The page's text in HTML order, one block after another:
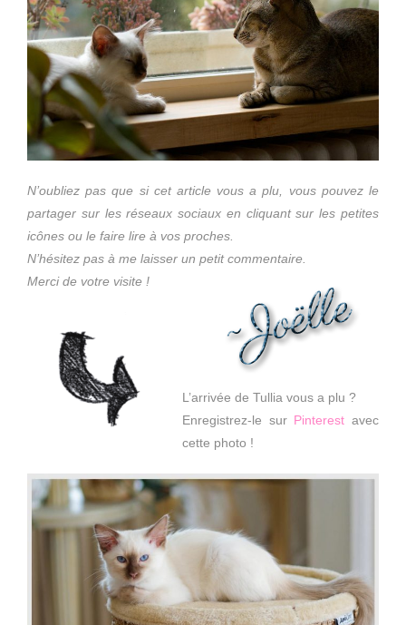
N’oubliez pas que si cet article vous a plu, vous pouvez le
partager sur les réseaux sociaux en cliquant sur les petites
icônes ou le faire lire à vos proches.
N’hésitez pas à me laisser un petit commentaire.
Merci de votre visite !
L’arrivée de Tullia vous a plu ?
Enregistrez-le sur Pinterest avec
cette photo !